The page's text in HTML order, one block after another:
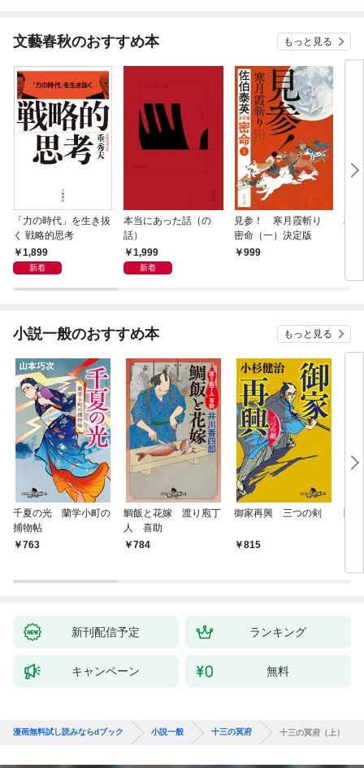
文藝春秋のおすすめ本 もっと見る
「力の時代」を生き抜
く 戦略的思考
1,899
新着
本当にあった話（の
話）
1,999
新着
見参！ 寒月霞斬り
密命（一）決定版
999
耳
小説一般のおすすめ本 もっと見る
千夏の光 蘭学小町の
捕物帖
763
鯛飯と花嫁 渡り庖丁
人 喜助
784
御家再興 三つの剣
815
新刊配信予定 ランキング
キャンペーン 無料
漫画無料試し読みならdブック 小説一般 十三の冥府 十三の冥府（上）